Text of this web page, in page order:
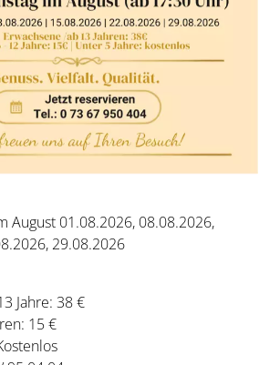
August 01.08.2026, 08.08.2026,
29.08.2026
Jahre: 38 €
15 €